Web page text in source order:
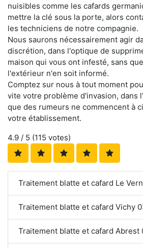
nuisibles comme les cafards
mettre la clé sous la porte, alors
les techniciens de notre compagnie.
Nous saurons nécessairement agir
discrétion, dans l'optique de
maison qui vous ont infesté, sans
l'extérieur n'en soit informé.
Comptez sur nous à tout moment
vite votre problème d'invasion, dans
que des rumeurs ne commencent à
votre établissement.
4.9 / 5 (115 votes)
Traitement blatte et cafard Le
Traitement blatte et cafard Vichy
Traitement blatte et cafard Abrest